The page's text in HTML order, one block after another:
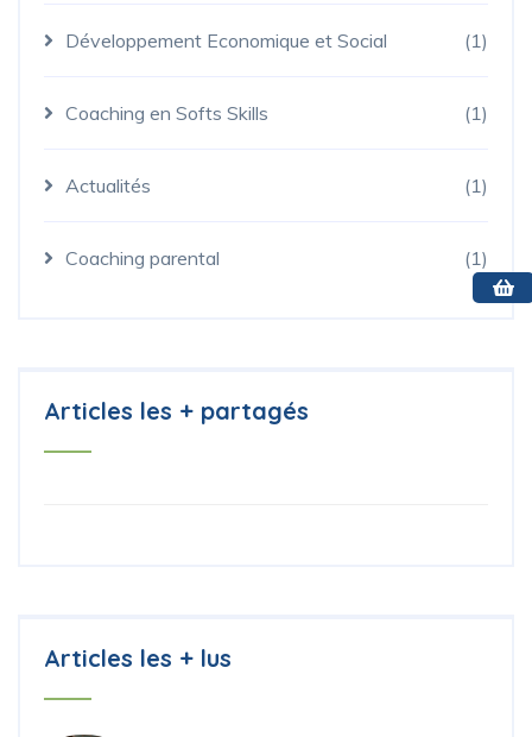
Développement Economique et Social (1)
Coaching en Softs Skills (1)
Actualités (1)
Coaching parental (1)
Articles les + partagés
Articles les + lus